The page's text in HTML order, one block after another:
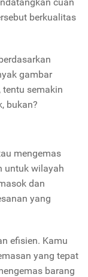
berkualitas
gambar
tentu semakin
bukan?
mengemas
untuk wilayah
dan
yang
efisien. Kamu
yang tepat
barang